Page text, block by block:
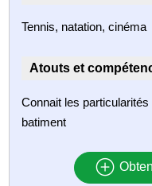
Tennis, natation, cinéma
Atouts et
Connait les
batiment